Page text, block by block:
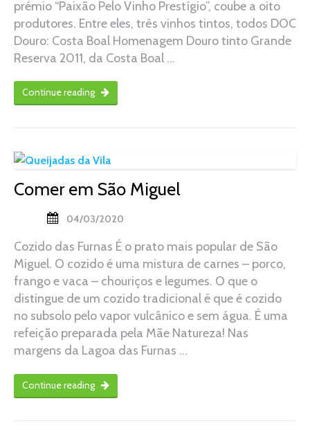
prémio “Paixão Pelo Vinho Prestígio”, coube a oito
produtores. Entre eles, três vinhos tintos, todos DOC
Douro: Costa Boal Homenagem Douro tinto Grande
Reserva 2011, da Costa Boal …
Continue reading
Comer em São Miguel
04/03/2020
Cozido das Furnas É o prato mais popular de São
Miguel. O cozido é uma mistura de carnes – porco,
frango e vaca – chouriços e legumes. O que o
distingue de um cozido tradicional é que é cozido
no subsolo pelo vapor vulcânico e sem água. É uma
refeição preparada pela Mãe Natureza! Nas
margens da Lagoa das Furnas …
Continue reading